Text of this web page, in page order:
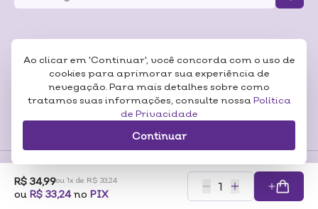
Ao clicar em 'Continuar', você concorda com o uso de
cookies para aprimorar sua experiência de
nevegação. Para mais detalhes sobre como
tratamos suas informações, consulte nossa Política
de Privacidade
Continuar
R$ 34,99ou 1x de R$ 33,24
ou R$ 33,24no PIX
Certificados